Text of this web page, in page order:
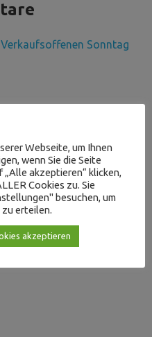
Sonntag
Webseite, um Ihnen
wenn Sie die Seite
„Alle akzeptieren“ klicken,
Cookies zu. Sie
besuchen, um
erteilen.
akzeptieren